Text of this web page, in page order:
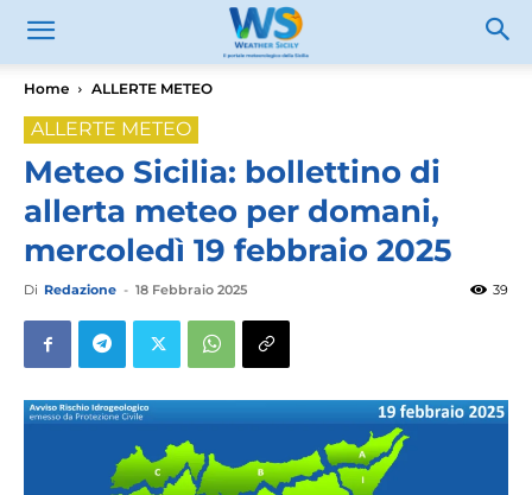
Home ALLERTE METEO
ALLERTE METEO
Meteo Sicilia: bollettino di
allerta meteo per domani,
mercoledì 19 febbraio 2025
Di Redazione - 18 Febbraio 2025 39